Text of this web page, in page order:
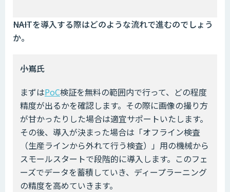
――NAITを導入する際はどのような流れで進むのでしょう
か。
――小嶌氏
まずはPoC検証を無料の範囲内で行って、どの程度
精度が出るかを確認します。その際に画像の撮り方
が甘かったりした場合は適宜サポートいたします。
その後、導入が決まった場合は「オフライン検査
（生産ラインから外れて行う検査）」用の機械から
スモールスタートで段階的に導入します。このフェ
ーズでデータを蓄積していき、ディープラーニング
の精度を高めていきます。